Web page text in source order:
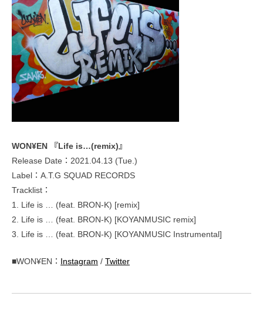
WON¥EN 『Life is…(remix)』
Release Date：2021.04.13 (Tue.)
Label：A.T.G SQUAD RECORDS
Tracklist：
1. Life is … (feat. BRON-K) [remix]
2. Life is … (feat. BRON-K) [KOYANMUSIC remix]
3. Life is … (feat. BRON-K) [KOYANMUSIC Instrumental]
■WON¥EN： Instagram / Twitter